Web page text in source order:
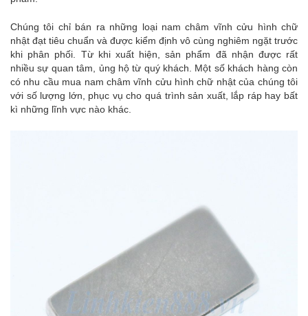
Chúng tôi chỉ bán ra những loại nam châm vĩnh cửu hình chữ
nhật đạt tiêu chuẩn và được kiểm định vô cùng nghiêm ngặt trước
khi phân phối. Từ khi xuất hiện, sản phẩm đã nhận được rất
nhiều sự quan tâm, ủng hộ từ quý khách. Một số khách hàng còn
có nhu cầu mua nam châm vĩnh cửu hình chữ nhật của chúng tôi
với số lượng lớn, phục vụ cho quá trình sản xuất, lắp ráp hay bất
kì những lĩnh vực nào khác.